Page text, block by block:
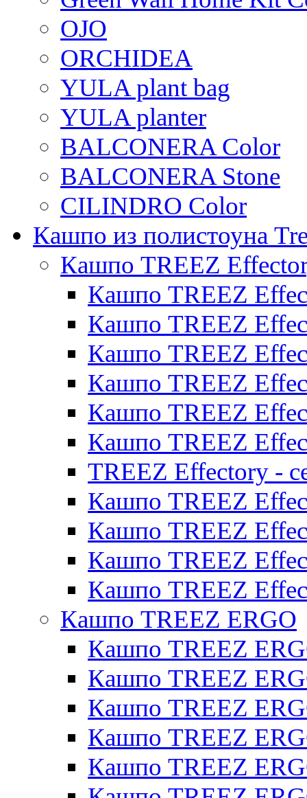
OJO
ORCHIDEA
YULA plant bag
YULA planter
BALCONERA Color
BALCONERA Stone
CILINDRO Color
Кашпо из полистоуна
Кашпо TREEZ
Кашпо TREEZ
Кашпо TREEZ
Кашпо TREEZ
Кашпо TREEZ
Кашпо TREEZ
Кашпо TREEZ
TREEZ Effectory -
Кашпо TREEZ
Кашпо TREEZ
Кашпо TREEZ
Кашпо TREEZ
Кашпо TREEZ ERGO
Кашпо TREEZ
Кашпо TREEZ
Кашпо TREEZ
Кашпо TREEZ
Кашпо TREEZ